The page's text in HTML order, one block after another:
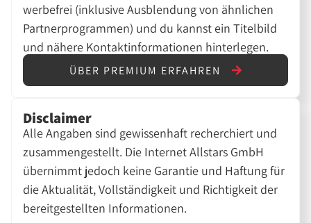
werbefrei (inklusive Ausblendung von ähnlichen
Partnerprogrammen) und du kannst ein Titelbild
und nähere Kontaktinformationen hinterlegen.
ÜBER PREMIUM ERFAHREN
Disclaimer
Alle Angaben sind gewissenhaft recherchiert und
zusammengestellt. Die Internet Allstars GmbH
übernimmt jedoch keine Garantie und Haftung für
die Aktualität, Vollständigkeit und Richtigkeit der
bereitgestellten Informationen.